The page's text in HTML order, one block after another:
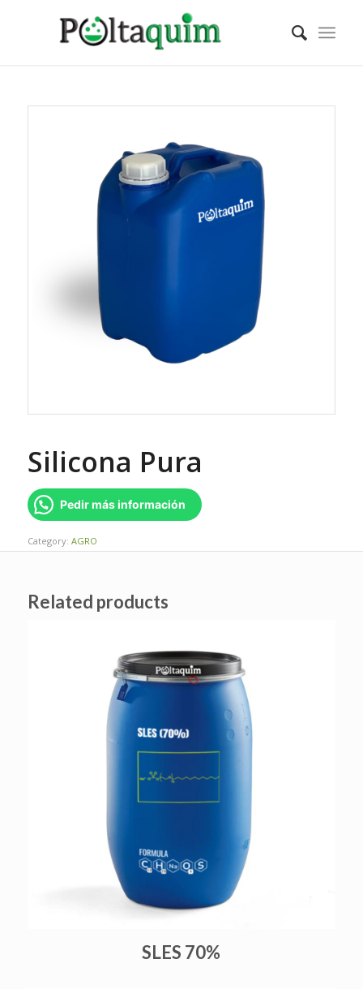
Silicona Pura
Pedir más información
Category: AGRO
Related products
SLES 70%